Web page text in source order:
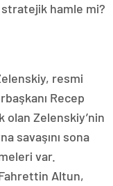
hamle mi?
resmi
Recep
olan Zelenskiy’nin
savaşını sona
var.
Altun,